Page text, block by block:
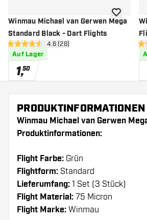
Winmau Michael van Gerwen Mega
Standard Black - Dart Flights
Bewertungsbereich öffnen
4.6 Bewertungssterne
4.6 (28)
Auf Lager
1,50
Zur
PRODUKTINFORMATIONEN
Winmau Michael van Gerwen
Produktinformationen:
Flight Farbe: Grün
Flightform: Standard
Lieferumfang: 1 Set (3 Stück)
Flight Material: 75 Micron
Flight Marke: Winmau